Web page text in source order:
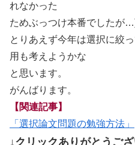
れなかった
ためぶっつけ本番でしたが…)
とりあえず今年は選択に絞
用も考えようかな
と思います。
がんばります。
【関連記事】
「選択論文問題の勉強方法」
↓クリックありがとうござ